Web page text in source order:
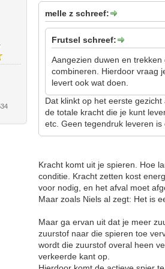
melle z schreef:
Frutsel schreef:
Aangezien duwen en
combineren. Hierdoor vraag
levert ook wat doen.
Dat klinkt op het eerste
de totale kracht die je kunt
etc. Geen tegendruk leveren is
Kracht komt uit je spieren. Hoe
conditie. Kracht zetten kost
voor nodig, en het afval moet
Maar zoals Niels al zegt: Het is
Maar ga ervan uit dat je meer
zuurstof naar die spieren toe
wordt die zuurstof overal heen
verkeerde kant op.